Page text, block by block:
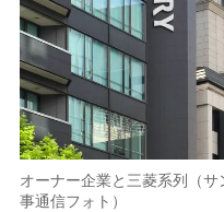
オーナー企業と三菱系列（
事通信フォト）